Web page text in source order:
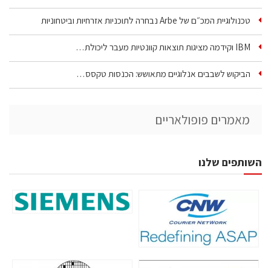
טכנולוגיית המכ״ם של Arbe נבחרה לתוכניות אזרחיות וביטחוניות
IBM וקידמה מציגות תוצאות קוונטיות מעבר ליכולת…
הביקוש לשבבים אנלוגיים מתאושש: הכנסות טקסס…
מאמרים פופולאריים
השותפים שלנו